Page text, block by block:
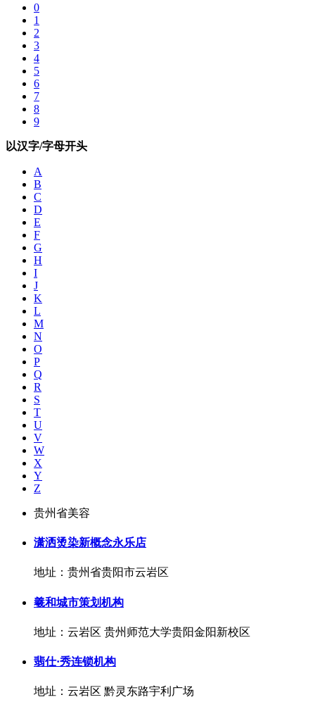
0
1
2
3
4
5
6
7
8
9
以汉字/字母开头
A
B
C
D
E
F
G
H
I
J
K
L
M
N
O
P
Q
R
S
T
U
V
W
X
Y
Z
贵州省美容
潇洒烫染新概念永乐店
地址：贵州省贵阳市云岩区
羲和城市策划机构
地址：云岩区 贵州师范大学贵阳金阳新校区
翡仕·秀连锁机构
地址：云岩区 黔灵东路宇利广场